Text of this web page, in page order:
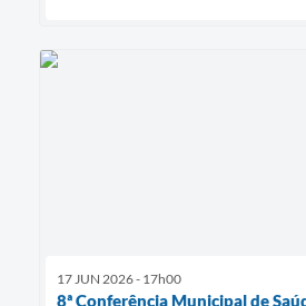
17 JUN 2026 - 17h00
8ª Conferência Municipal de